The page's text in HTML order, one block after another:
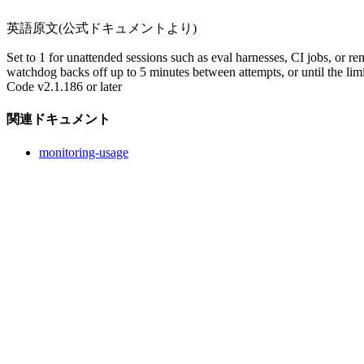
英語原文(公式ドキュメントより)
Set to 1 for unattended sessions such as eval harnesses, CI jobs,
watchdog backs off up to 5 minutes between attempts, or until the
Code v2.1.186 or later
関連ドキュメント
monitoring-usage